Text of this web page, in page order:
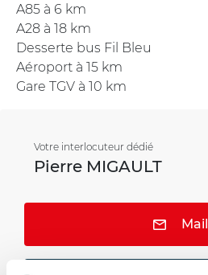
A85 à 6 km
A28 à 18 km
Desserte bus Fil Bleu
Aéroport à 15 km
Gare TGV à 10 km
Votre interlocuteur dédié
Pierre MIGAULT
Mail